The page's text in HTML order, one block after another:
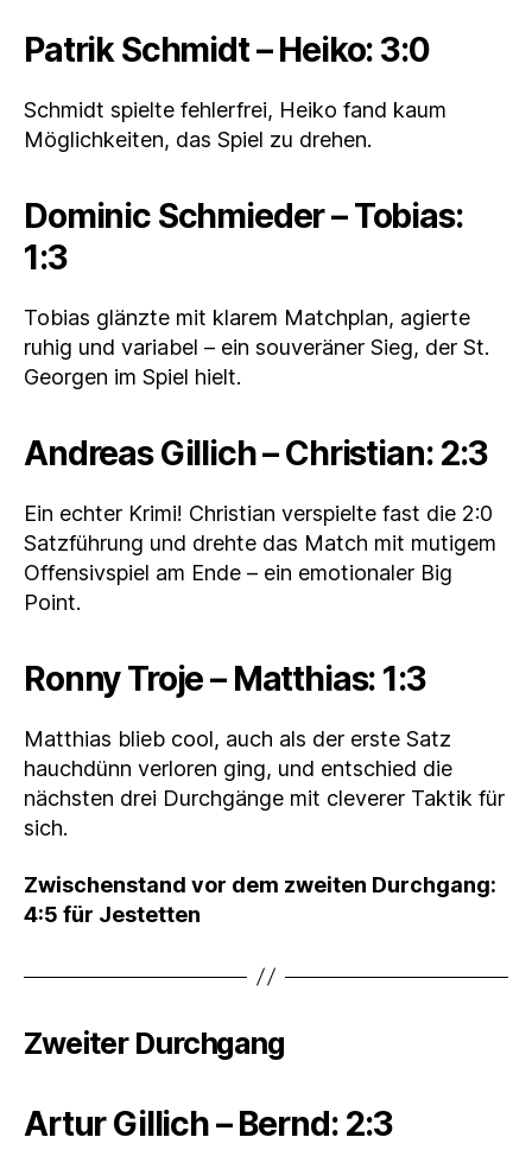
Patrik Schmidt – Heiko: 3:0
Schmidt spielte fehlerfrei, Heiko fand kaum
Möglichkeiten, das Spiel zu drehen.
Dominic Schmieder – Tobias:
1:3
Tobias glänzte mit klarem Matchplan, agierte
ruhig und variabel – ein souveräner Sieg, der St.
Georgen im Spiel hielt.
Andreas Gillich – Christian: 2:3
Ein echter Krimi! Christian verspielte fast die 2:0
Satzführung und drehte das Match mit mutigem
Offensivspiel am Ende – ein emotionaler Big
Point.
Ronny Troje – Matthias: 1:3
Matthias blieb cool, auch als der erste Satz
hauchdünn verloren ging, und entschied die
nächsten drei Durchgänge mit cleverer Taktik für
sich.
Zwischenstand vor dem zweiten Durchgang:
4:5 für Jestetten
Zweiter Durchgang
Artur Gillich – Bernd: 2:3